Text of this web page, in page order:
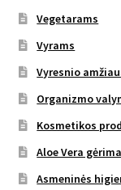
Vegetarams
Vyrams
Vyresnio
Organizmo
Kosmetikos
Aloe Vera
Asmeninės